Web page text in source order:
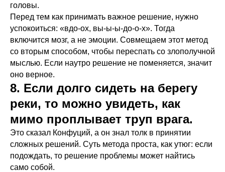
головы.
Перед тем как принимать важное решение, нужно
успокоиться: «вдо-ох, вы-ы-ы-до-о-х». Тогда
включится мозг, а не эмоции. Совмещаем этот метод
со вторым способом, чтобы переспать со злополучной
мыслью. Если наутро решение не поменяется, значит
оно верное.
8. Если долго сидеть на берегу
реки, то можно увидеть, как
мимо проплывает труп врага.
Это сказал Конфуций, а он знал толк в принятии
сложных решений. Суть метода проста, как утюг: если
подождать, то решение проблемы может найтись
само собой.